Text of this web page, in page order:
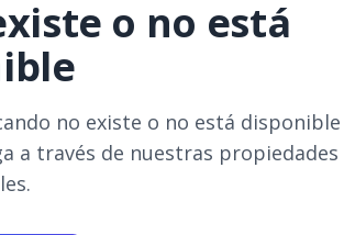
o no está
no existe o no está disponible
a través de nuestras propiedades